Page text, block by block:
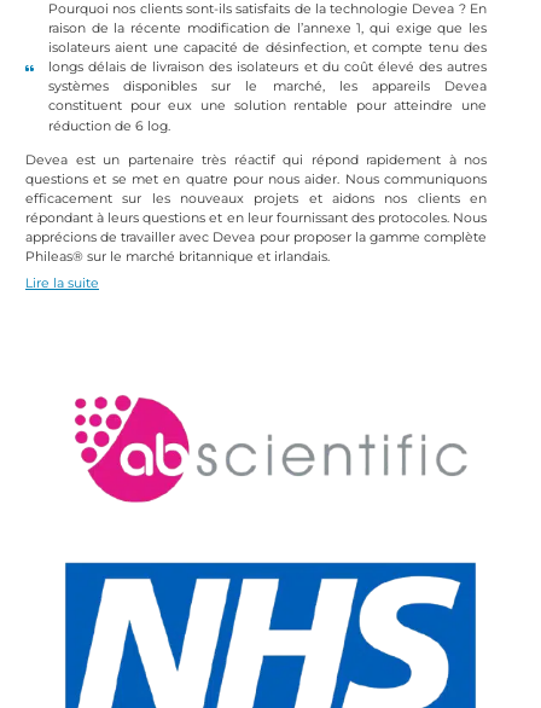
Pourquoi nos clients sont-ils satisfaits de la technologie Devea ? En
raison de la récente modification de l’annexe 1, qui exige que les
isolateurs aient une capacité de désinfection, et compte tenu des
longs délais de livraison des isolateurs et du coût élevé des autres
systèmes disponibles sur le marché, les appareils Devea
constituent pour eux une solution rentable pour atteindre une
réduction de 6 log.
Devea est un partenaire très réactif qui répond rapidement à nos
questions et se met en quatre pour nous aider. Nous communiquons
efficacement sur les nouveaux projets et aidons nos clients en
répondant à leurs questions et en leur fournissant des protocoles. Nous
apprécions de travailler avec Devea pour proposer la gamme complète
Phileas® sur le marché britannique et irlandais.
Lire la suite